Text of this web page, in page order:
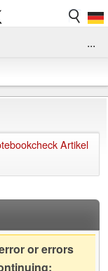
...
Artikel
or errors